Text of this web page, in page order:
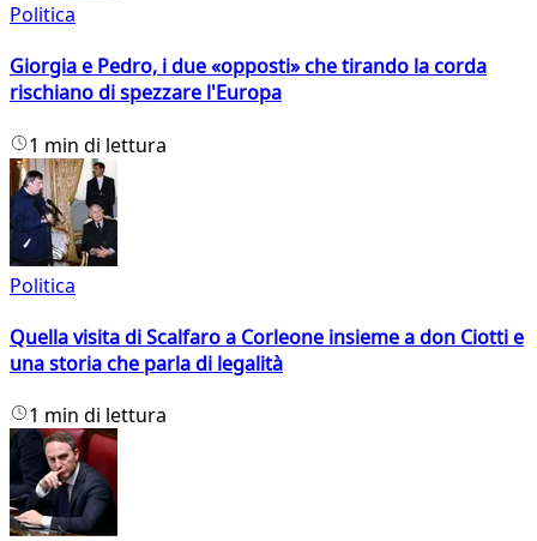
Politica
Giorgia e Pedro, i due «opposti» che tirando la corda
rischiano di spezzare l'Europa
1 min di lettura
Politica
Quella visita di Scalfaro a Corleone insieme a don Ciotti e
una storia che parla di legalità
1 min di lettura